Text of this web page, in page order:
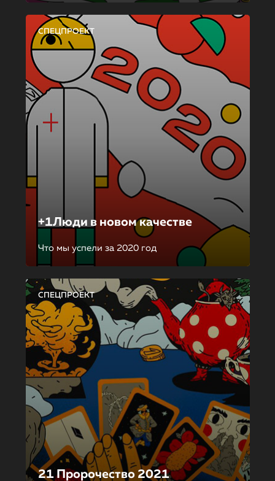
СПЕЦПРОЕКТ
+1Люди в новом качестве
Что мы успели за 2020 год
СПЕЦПРОЕКТ
21 Пророчество 2021